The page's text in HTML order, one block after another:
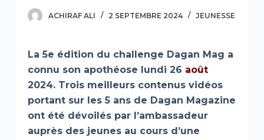
ACHIRAF ALI 2 SEPTEMBRE 2024 JEUNESSE
La 5e édition du challenge Dagan Mag a
connu son apothéose lundi 26 août
2024. Trois meilleurs contenus vidéos
portant sur les 5 ans de Dagan Magazine
ont été dévoilés par l’ambassadeur
auprès des jeunes au cours d’une